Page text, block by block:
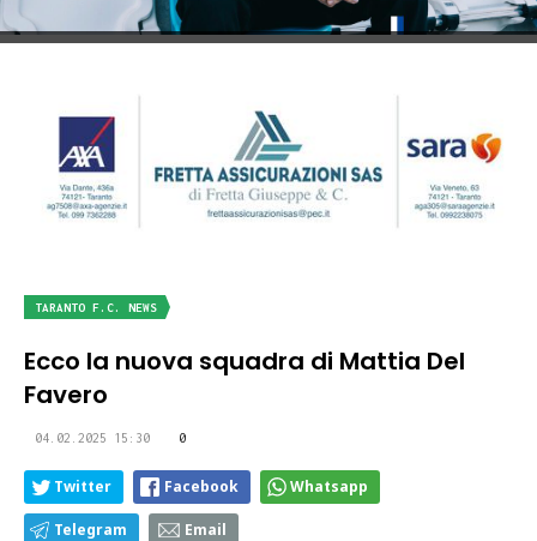
TARANTO F.C. NEWS
Ecco la nuova squadra di Mattia Del
Favero
04.02.2025 15:30 0
Twitter Facebook Whatsapp
Telegram Email